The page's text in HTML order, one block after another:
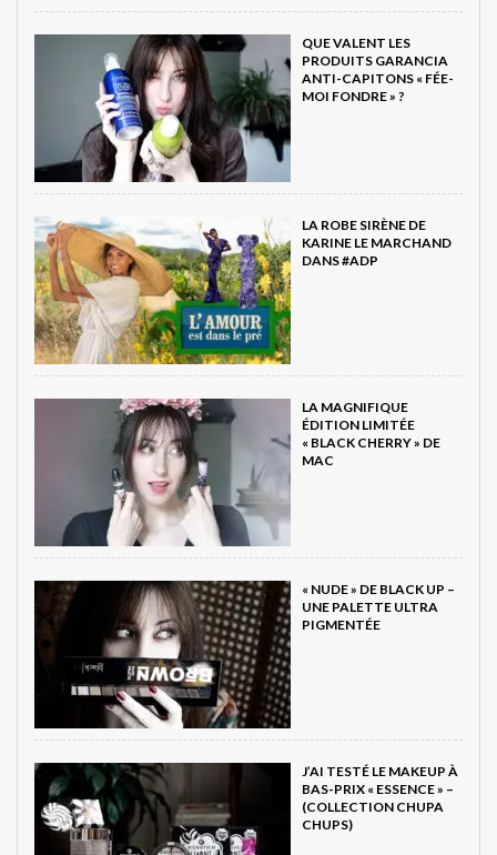
QUE VALENT LES
PRODUITS GARANCIA
ANTI-CAPITONS « FÉE-
MOI FONDRE » ?
LA ROBE SIRÈNE DE
KARINE LE MARCHAND
DANS #ADP
LA MAGNIFIQUE
ÉDITION LIMITÉE
« BLACK CHERRY » DE
MAC
« NUDE » DE BLACK UP –
UNE PALETTE ULTRA
PIGMENTÉE
J’AI TESTÉ LE MAKEUP À
BAS-PRIX « ESSENCE » –
(COLLECTION CHUPA
CHUPS)